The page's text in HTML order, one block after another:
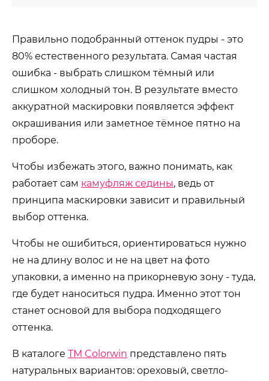
Правильно подобранный оттенок пудры - это
80% естественного результата. Самая частая
ошибка - выбрать слишком тёмный или
слишком холодный тон. В результате вместо
аккуратной маскировки появляется эффект
окрашивания или заметное тёмное пятно на
проборе.
Чтобы избежать этого, важно понимать, как
работает сам камуфляж седины, ведь от
принципа маскировки зависит и правильный
выбор оттенка.
Чтобы не ошибиться, ориентироваться нужно
не на длину волос и не на цвет на фото
упаковки, а именно на прикорневую зону - туда,
где будет наноситься пудра. Именно этот тон
станет основой для выбора подходящего
оттенка.
В каталоге ТМ Colorwin представлено пять
натуральных вариантов: ореховый, светло-